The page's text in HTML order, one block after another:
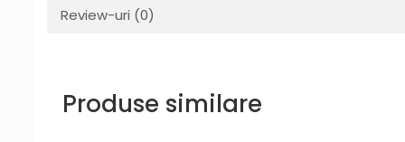
Review-uri (0)
Produse similare